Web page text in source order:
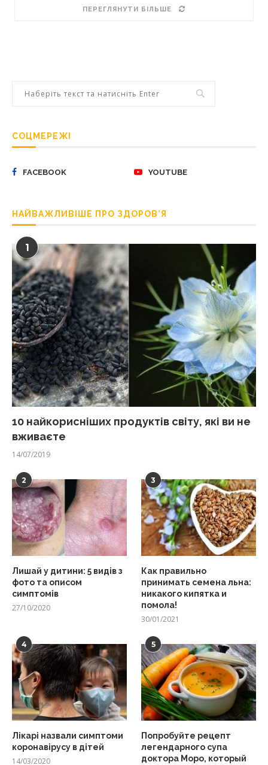
ПЕРЕГЛЯНУТИ БІЛЬШЕ
СОЦМЕРЕЖІ
FACEBOOK YOUTUBE
НАЙВАЖЛИВІШЕ ПРО ЗДОРОВ’Я
1
10 найкорисніших продуктів світу, які ви не
вживаєте
14/07/2019
2
Лишай у дитини: 5 видів з
фото та описом
симптомів
27/10/2020
3
Как правильно
принимать семена льна:
никакого кипятка и
помола!
30/01/2021
4
Лікарі назвали симптоми
коронавірусу в дітей
14/03/2020
5
Попробуйте рецепт
легендарного супа
доктора Моро, который